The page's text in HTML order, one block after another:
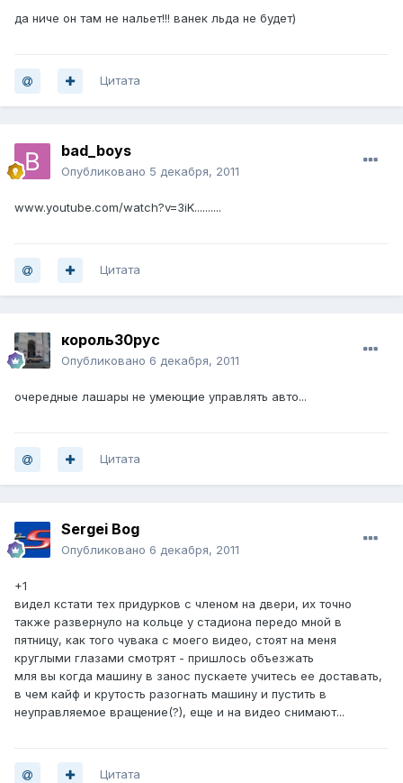
да ниче он там не нальет!!! ванек льда не будет)
Цитата
bad_boys
Опубликовано 5 декабря, 2011
www.youtube.com/watch?v=3iK..........
Цитата
король30рус
Опубликовано 6 декабря, 2011
очередные лашары не умеющие управлять авто...
Цитата
Sergei Bog
Опубликовано 6 декабря, 2011
+1
видел кстати тех придурков с членом на двери, их точно
также развернуло на кольце у стадиона передо мной в
пятницу, как того чувака с моего видео, стоят на меня
круглыми глазами смотрят - пришлось объезжать
мля вы когда машину в занос пускаете учитесь ее доставать,
в чем кайф и крутость разогнать машину и пустить в
неуправляемое вращение(?), еще и на видео снимают...
Цитата